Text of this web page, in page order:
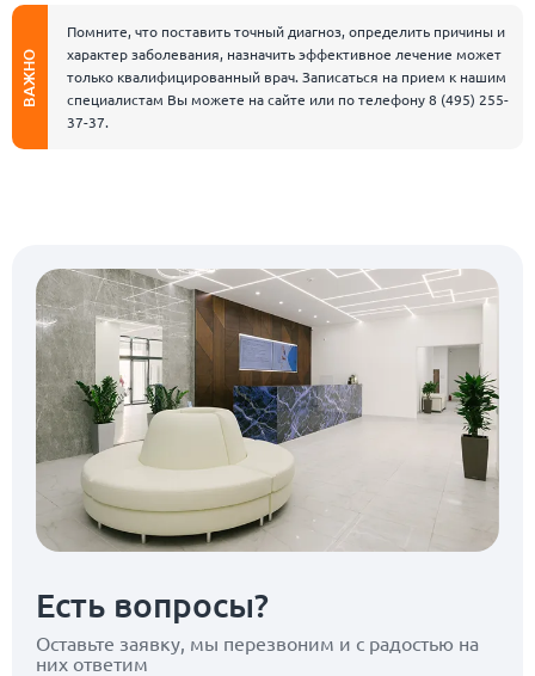
ВАЖНО
Помните, что поставить точный диагноз, определить причины и
характер заболевания, назначить эффективное лечение может
только квалифицированный врач. Записаться на прием к нашим
специалистам Вы можете на сайте или по телефону8 (495) 255-
37-37.
Есть вопросы?
Оставьте заявку, мы перезвоним и с радостью на
них ответим